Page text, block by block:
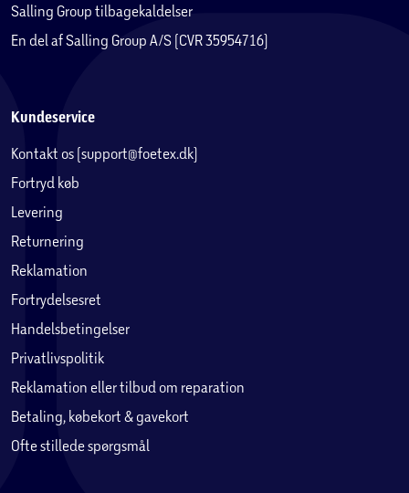
Salling Group tilbagekaldelser
En del af Salling Group A/S (CVR 35954716)
Kundeservice
Kontakt os (support@foetex.dk)
Fortryd køb
Levering
Returnering
Reklamation
Fortrydelsesret
Handelsbetingelser
Privatlivspolitik
Reklamation eller tilbud om reparation
Betaling, købekort & gavekort
Ofte stillede spørgsmål